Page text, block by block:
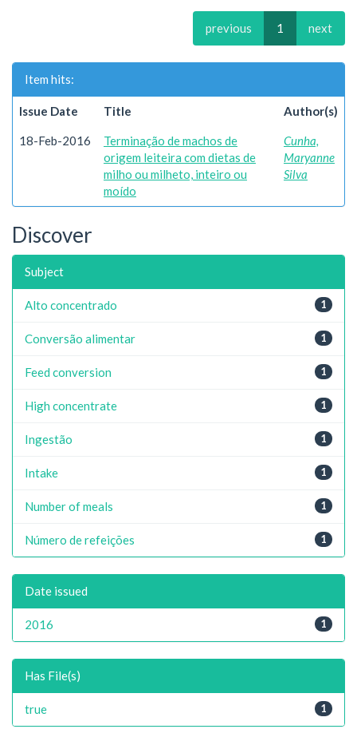
previous 1 next
Item hits:
Issue Date Title Author(s)
18-Feb-2016
Terminação de machos de
origem leiteira com dietas de
milho ou milheto, inteiro ou
moído
Cunha,
Maryanne
Silva
Discover
Subject
1
Alto concentrado
1
Conversão alimentar
1
Feed conversion
1
High concentrate
1
Ingestão
1
Intake
1
Number of meals
1
Número de refeições
Date issued
1
2016
Has File(s)
1
true